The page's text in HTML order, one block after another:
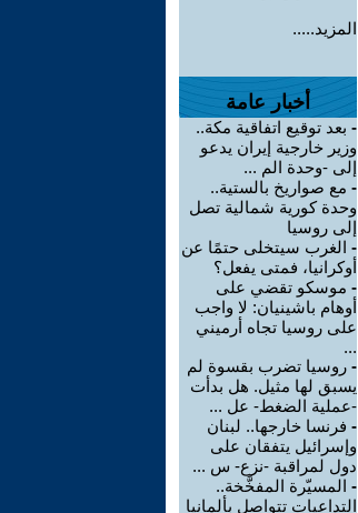
المزيد.....
أخبار عامة
- بعد توقيع اتفاقية مكة..
وزير خارجية إيران يدعو
إلى -وحدة الم ...
- مع صواريخ بالستية..
وحدة كورية شمالية تصل
إلى روسيا
- الغرب سيتخلى حتمًا عن
أوكرانيا، فمتى يفعل؟
- موسكو تقضي على
أوهام باشينيان: لا واجب
على روسيا تجاه أرميني
...
- روسيا تضرب بقسوة لم
يسبق لها مثيل. هل بدأت
-عملية الضغط- عل ...
- فرنسا خارجها.. لبنان
وإسرائيل يتفقان على
دول لمراقبة -نزع- س ...
- المسيّرة المفخَّخة..
التداعيات تتواصل بألمانيا